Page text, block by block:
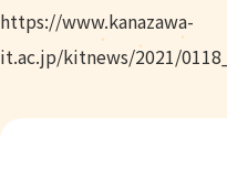
https://www.kanazawa-
it.ac.jp/kitnews/2021/